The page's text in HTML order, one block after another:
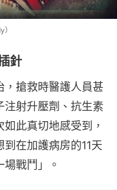
針
，搶救時醫護人員甚
注射升壓劑、抗生素
此真切地感受到，
在加護病房的11天
戰鬥」。